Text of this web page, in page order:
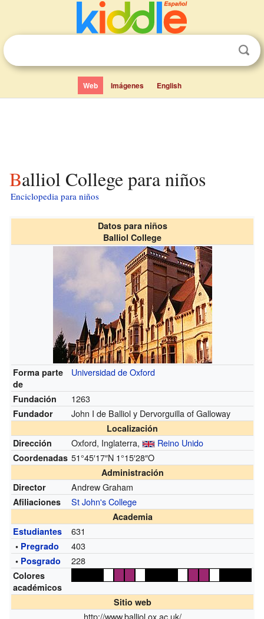
Web Imágenes English
Balliol College para niños
Enciclopedia para niños
Datos para niños
Balliol College
Forma parte
de
Universidad de Oxford
Fundación 1263
Fundador John I de Balliol y Dervorguilla of Galloway
Localización
Dirección
Oxford, Inglaterra, Reino Unido
Coordenadas 51°45′17″N 1°15′28″O
Administración
Director
Andrew Graham
Afiliaciones St John's College
Academia
Estudiantes
631
• Pregrado 403
• Posgrado 228
Colores
académicos
Sitio web
http://www.balliol.ox.ac.uk/